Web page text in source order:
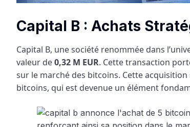
Capital B : Achats
Capital B, une société renommée dans
valeur de0,32 M EUR. Cette transaction
sur le marché des bitcoins. Cette
bitcoins, qui est devenue un élément